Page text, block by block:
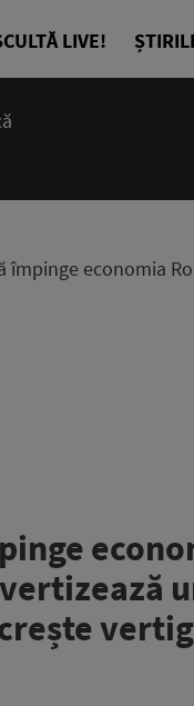
LIVE!
împinge economia